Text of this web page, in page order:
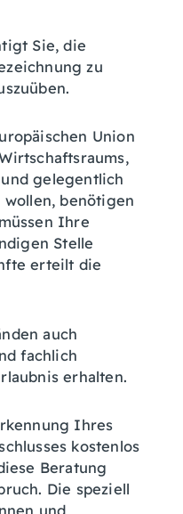
Sie, die
zu
Union
gelegentlich
benötigen
Ihre
Stelle
erteilt die
auch
fachlich
erhalten.
Ihres
kostenlos
Beratung
Die speziell
und